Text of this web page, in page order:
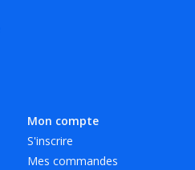
Mon compte
S'inscrire
Mes commandes